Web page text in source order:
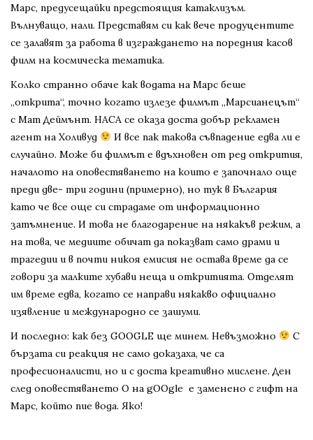
Марс, предусещайки предстоящия катаклизъм.
Вълнуващо, нали. Представям си как вече продуцентите
се залавят за работа в изграждането на поредния касов
филм на космическа тематика.
Колко странно обаче как водата на Марс беше
„открита“, точно когато излезе филмът „Марсианецът“
с Мат Деймънт. НАСА се оказа доста добър рекламен
агент на Холивуд
И все пак такова съвпадение едва ли е
случайно. Може би филмът е вдъхновен от ред открития,
началото на оповестяването на които е започнало още
преди две- три години (примерно), но тук в България
като че все още си страдаме от информационно
затъмнение. И това не благодарение на някакъв режим, а
на това, че медиите обичат да показват само драми и
трагедии и в почти никоя емисия не остава време да се
говори за малките хубави неща и откритията. Отделят
им време едва, когато се направи някакво официално
изявление и международно се зашуми.
И последно: как без GOOGLE ще минем. Невъзможно
С
бързата си реакция не само доказаха, че са
професионалисти, но и с доста креативно мислене. Ден
след оповестяването О на gOOgle е заменено с гифт на
Марс, който пие вода. Яко!